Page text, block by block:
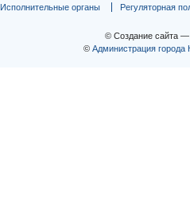
Исполнительные органы Регуляторная
© Создание сайта
© Администрация города